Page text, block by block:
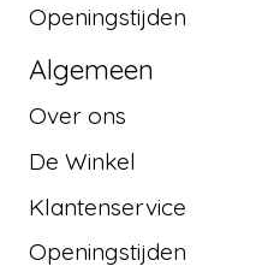
Openingstijden
Algemeen
Over ons
De Winkel
Klantenservice
Openingstijden